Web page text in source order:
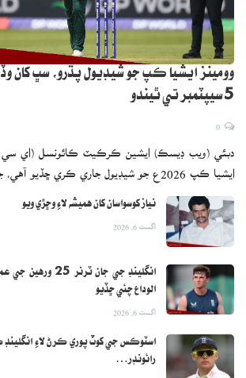
وومينز ايشيا ڪپ جو شيڊيول پڌرو، سڀ کان
5 سيپٽمبر تي ٿيندو
دبئي (ويب ڊيسڪ) ايشين ڪرڪيٽ ڪائونسل (اي سي
ايشيا ڪپ 2026ع جو شيڊيول جاري ڪري ڇڏيو آهي، جنهن…
نياز کوسواسان کان هميشه لاءِ وڇڙي ويو
اگست 6, 2026
انگلينڊ جي جان
الوداع چئي ڇڏيو
اگست 6, 2026
اسٽوڪس جي کوٽ پوري ڪرڻ لاءِ انگلينڊ
رائونڊر…